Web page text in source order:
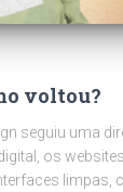
voltou?
seguiu uma
os
limpas,